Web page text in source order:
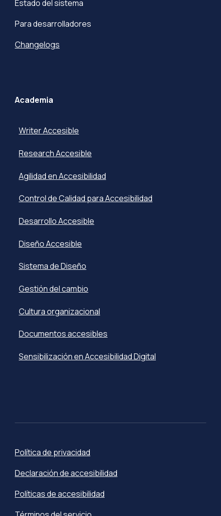
Estado del sistema
Para desarrolladores
Changelogs
Academia
Writer Accesible
Research Accesible
Agilidad en Accesibilidad
Control de Calidad para Accesibilidad
Desarrollo Accesible
Diseño Accesible
Sistema de Diseño
Gestión del cambio
Cultura organizacional
Documentos accesibles
Sensibilización en Accesibilidad Digital
Política de privacidad
Declaración de accesibilidad
Políticas de accesibilidad